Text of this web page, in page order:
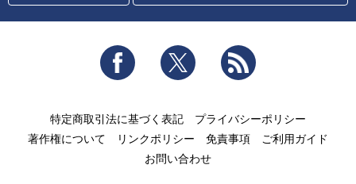
Facebook Twitter
特定商取引法に基づく表記
プライバシーポリシー
著作権について
リンクポリシー 免責事項
ご利用ガイド
お問い合わせ